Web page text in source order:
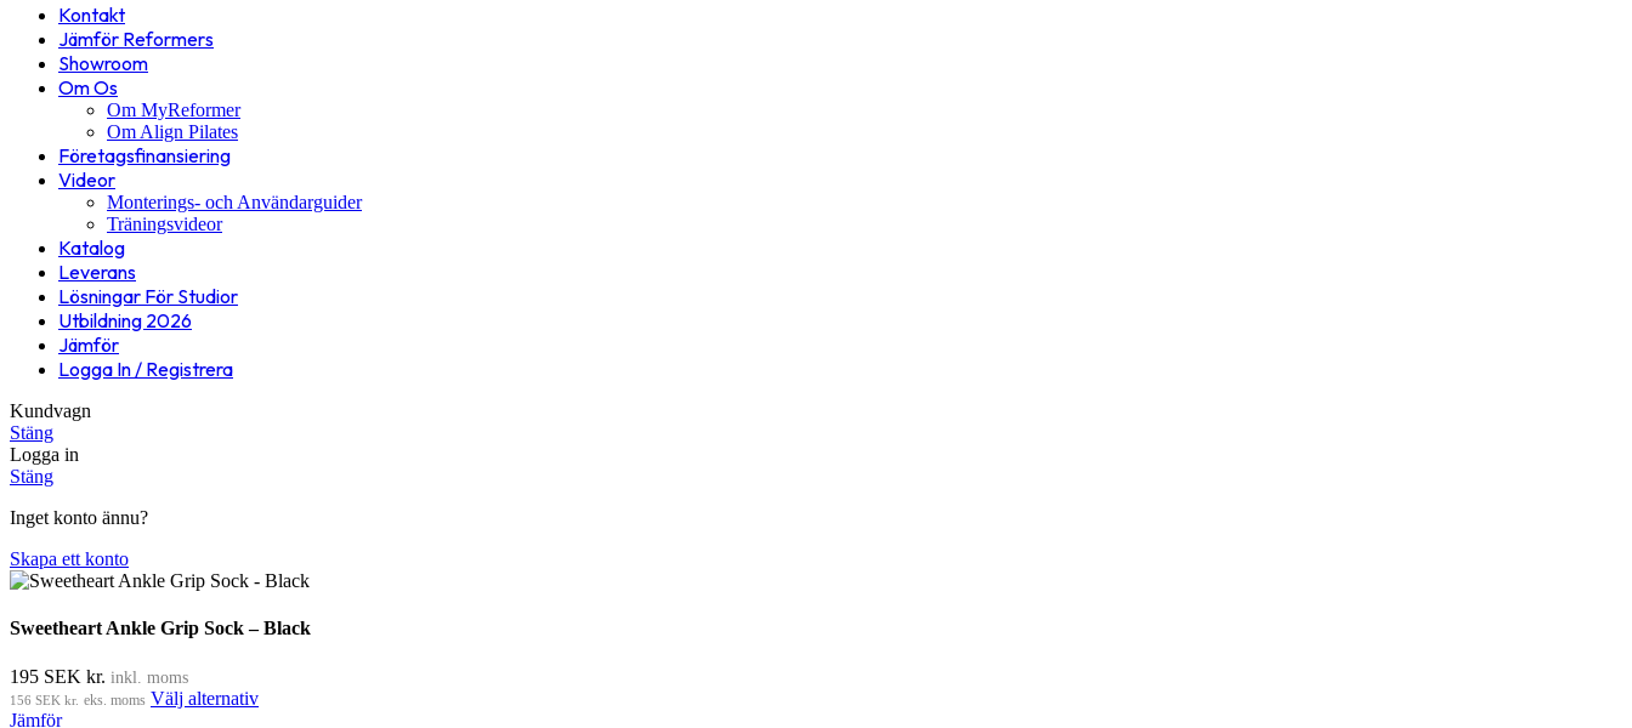
Kontakt
Jämför Reformers
Showroom
Om Os
Om MyReformer
Om Align Pilates
Företagsfinansiering
Videor
Monterings- och Användarguider
Träningsvideor
Katalog
Leverans
Lösningar För Studior
Utbildning 2026
Jämför
Logga In / Registrera
Kundvagn
Stäng
Logga in
Stäng
Inget konto ännu?
Skapa ett konto
Sweetheart Ankle Grip Sock – Black
195 SEK kr. inkl. moms
156 SEK kr. eks. moms Välj alternativ
Jämför